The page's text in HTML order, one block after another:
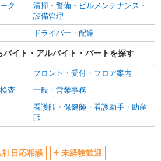
ク
清掃・警備・ビルメンテナンス・
設備管理
ドライバー・配達
バイト・アルバイト・パートを探す
フロント・受付・フロア案内
査
一般・営業事務
看護師・保健師・看護助手・助産
師
社日応相談
未経験歓迎